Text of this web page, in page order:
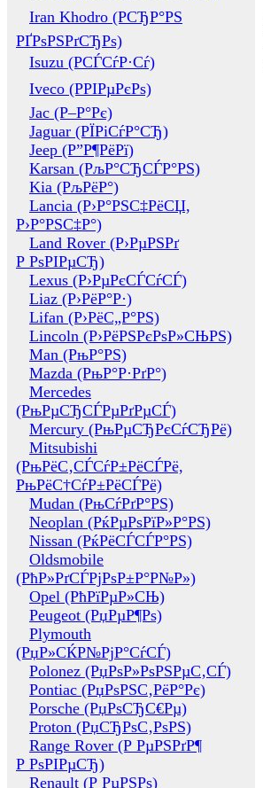
Iran Khodro (РСЂР°РЅ
РҐРѕРЅРґСЂРѕ)
Isuzu (РСЃСѓР·Сѓ)
Iveco (РРІРµРєРѕ)
Jac (Р–Р°Рє)
Jaguar (РЇРіСѓР°СЂ)
Jeep (Р”Р¶РёРї)
Karsan (РљР°СЂСЃР°РЅ)
Kia (РљРёР°)
Lancia (Р›Р°РЅС‡РёСЏ,
Р›Р°РЅС‡Р°)
Land Rover (Р›РµРЅРґ
Р РѕРІРµСЂ)
Lexus (Р›РµРєСЃСѓСЃ)
Liaz (Р›РёР°Р·)
Lifan (Р›РёС„Р°РЅ)
Lincoln (Р›РёРЅРєРѕР»СЊРЅ)
Man (РњР°РЅ)
Mazda (РњР°Р·РґР°)
Mercedes
(РњРµСЂСЃРµРґРµСЃ)
Mercury (РњРµСЂРєСѓСЂРё)
Mitsubishi
(РњРёС‚СЃСѓР±РёСЃРё,
РњРёС†СѓР±РёСЃРё)
Mudan (РњСѓРґР°РЅ)
Neoplan (РќРµРѕРїР»Р°РЅ)
Nissan (РќРёСЃСЃР°РЅ)
Oldsmobile
(РћР»РґСЃРјРѕР±Р°Р№Р»)
Opel (РћРїРµР»СЊ)
Peugeot (РџРµР¶Рѕ)
Plymouth
(РџР»СЌР№РјР°СѓСЃ)
Polonez (РџРѕР»РѕРЅРµС‚СЃ)
Pontiac (РџРѕРЅС‚РёР°Рє)
Porsche (РџРѕСЂС€Рµ)
Proton (РџСЂРѕС‚РѕРЅ)
Range Rover (Р РµРЅРґР¶
Р РѕРІРµСЂ)
Renault (Р РµРЅРѕ)